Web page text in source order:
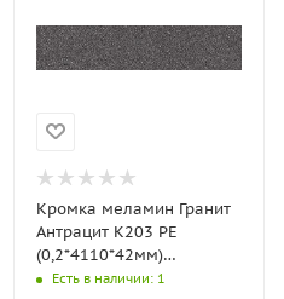
Кромка меламин Гранит
Антрацит K203 PE
(0,2*4110*42мм)
Kronospan
Есть в наличии: 1